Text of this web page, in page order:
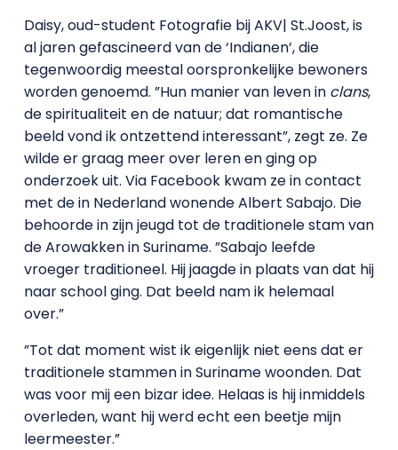
Daisy, oud-student Fotografie bij AKV| St.Joost, is
al jaren gefascineerd van de ‘Indianen’, die
tegenwoordig meestal oorspronkelijke bewoners
worden genoemd. ”Hun manier van leven in clans,
de spiritualiteit en de natuur; dat romantische
beeld vond ik ontzettend interessant”, zegt ze. Ze
wilde er graag meer over leren en ging op
onderzoek uit. Via Facebook kwam ze in contact
met de in Nederland wonende Albert Sabajo. Die
behoorde in zijn jeugd tot de traditionele stam van
de Arowakken in Suriname. ”Sabajo leefde
vroeger traditioneel. Hij jaagde in plaats van dat hij
naar school ging. Dat beeld nam ik helemaal
over.”
”Tot dat moment wist ik eigenlijk niet eens dat er
traditionele stammen in Suriname woonden. Dat
was voor mij een bizar idee. Helaas is hij inmiddels
overleden, want hij werd echt een beetje mijn
leermeester.”